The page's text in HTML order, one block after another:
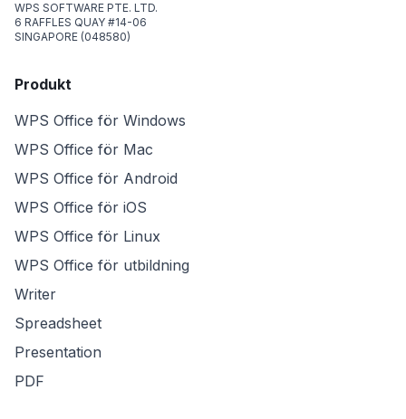
WPS SOFTWARE PTE. LTD.
6 RAFFLES QUAY #14-06
SINGAPORE (048580)
Produkt
WPS Office för Windows
WPS Office för Mac
WPS Office för Android
WPS Office för iOS
WPS Office för Linux
WPS Office för utbildning
Writer
Spreadsheet
Presentation
PDF